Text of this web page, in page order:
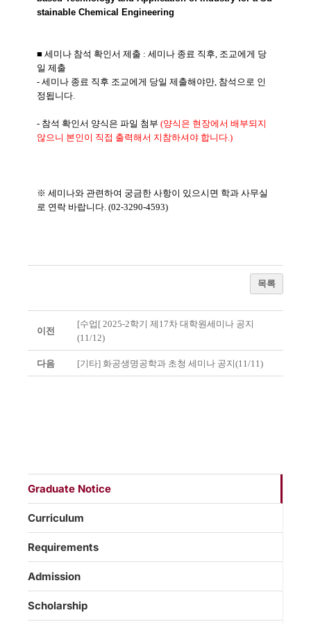
stainable Chemical Engineering
■ 세미나 참석 확인서 제출 : 세미나 종료 직후, 조교에게 당
일 제출
- 세미나 종료 직후 조교에게 당일 제출해야만, 참석으로 인
정됩니다.
- 참석 확인서 양식은 파일 첨부 (양식은 현장에서 배부되지
않으니 본인이 직접 출력해서 지참하셔야 합니다.)
※ 세미나와 관련하여 궁금한 사항이 있으시면 학과 사무실
로 연락 바랍니다. (02-3290-4593)
목록
이전
[수업[ 2025-2학기 제17차 대학원세미나 공지
(11/12)
다음 [기타] 화공생명공학과 초청 세미나 공지(11/11)
Graduate Notice
Curriculum
Requirements
Admission
Scholarship